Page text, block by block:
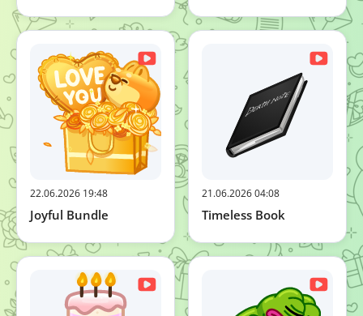
22.06.2026 19:48
Joyful Bundle
21.06.2026 04:08
Timeless Book